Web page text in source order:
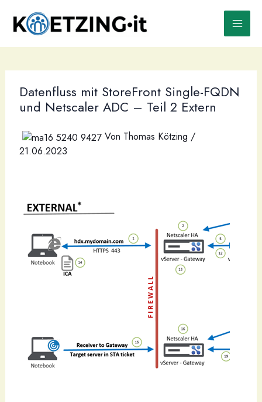
Inhalt
springen
Datenfluss mit StoreFront Single-FQDN
und Netscaler ADC – Teil 2 Extern
Von Thomas Kötzing /
21.06.2023